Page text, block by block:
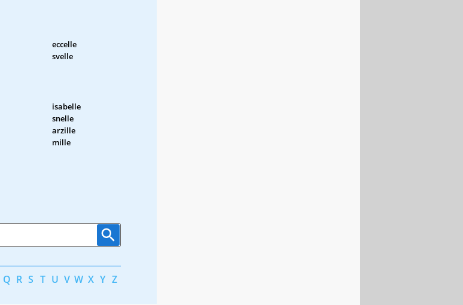
eccelle
svelle
isabelle
snelle
arzille
mille
Q R S T U V W X Y Z